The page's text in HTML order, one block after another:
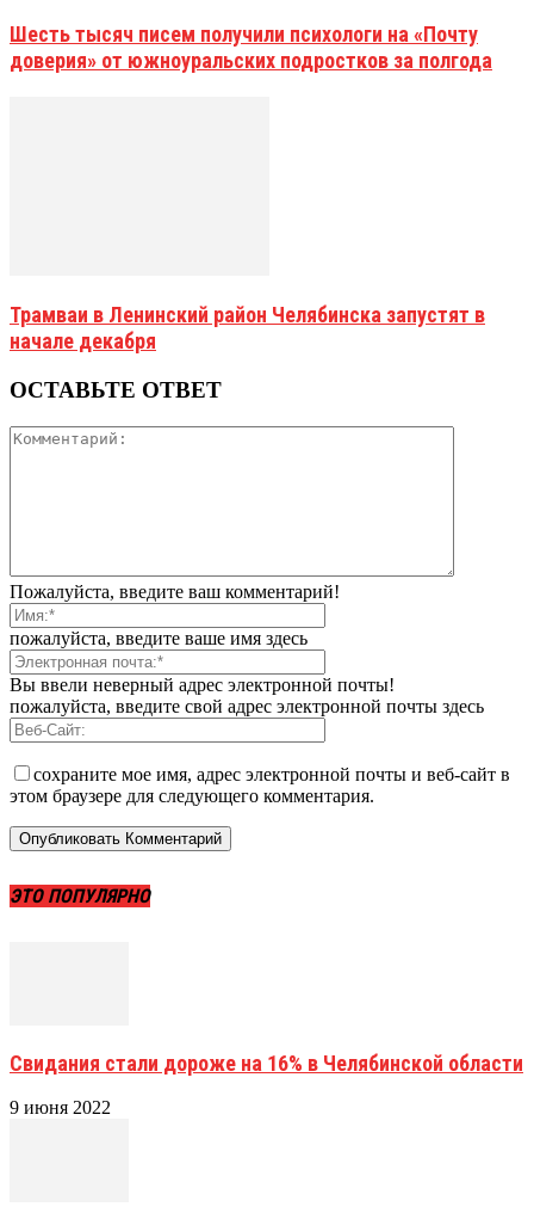
Шесть тысяч писем получили психологи на «Почту
доверия» от южноуральских подростков за полгода
Трамваи в Ленинский район Челябинска запустят в
начале декабря
ОСТАВЬТЕ ОТВЕТ
Пожалуйста, введите ваш комментарий!
пожалуйста, введите ваше имя здесь
Вы ввели неверный адрес электронной почты!
пожалуйста, введите свой адрес электронной почты здесь
сохраните мое имя, адрес электронной почты и веб-сайт в
этом браузере для следующего комментария.
ЭТО ПОПУЛЯРНО
Свидания стали дороже на 16% в Челябинской области
9 июня 2022